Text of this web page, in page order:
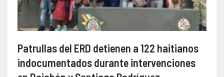
Patrullas del ERD detienen a 122 haitianos
indocumentados durante intervenciones